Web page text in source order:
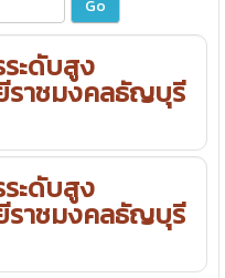
ะดับสูง
ราชมงคลธัญบุรี
ะดับสูง
ราชมงคลธัญบุรี